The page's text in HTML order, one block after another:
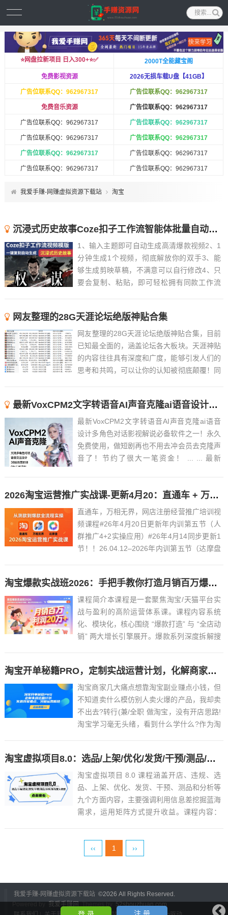
⭐️网盘拉新项目 日入300+⭐️✅ 2000T全能藏宝阁
免费影视资源 2026无损车载U盘【41GB】
广告位联系QQ：962967317 广告位联系QQ：962967317
免费音乐资源 广告位联系QQ：962967317
广告位联系QQ：962967317 广告位联系QQ：962967317
广告位联系QQ：962967317 广告位联系QQ：962967317
广告位联系QQ：962967317 广告位联系QQ：962967317
广告位联系QQ：962967317 广告位联系QQ：962967317
我爱手赚-网赚虚拟资源下载站 淘宝
沉浸式历史故事Coze扣子工作流智能体批量自动生成爆款视频教程
1、输入主题即可自动生成高清爆款视频2、1
分钟生成1个视频，彻底解放你的双手3、能
够生成剪映草稿，不满意可以自行修改4、只
要会复制、粘贴，即可轻松拥有同款工作流
网友整理的28G天涯论坛绝版神贴合集
网友整理的28G天涯论坛绝版神贴合集，目前
已知最全面的，涵盖论坛各大板块。天涯神贴
的内容往往具有深度和广度，能够引发人们的
思考和共鸣，可以让你的认知被彻底颠覆！同
过大的，可以先下载阅读天涯论坛的绝版神贴
合集精华版...
最新VoxCPM2文字转语音AI声音克隆ai语音设计多角色对话影视解说
最新VoxCPM2文字转语音AI声音克隆ai语音
设计多角色对话影视解说必备软件之一！永久
免费使用，做短剧再也不用去冲会员去克隆声
音了！节约了很大一笔资金！ ... ... 最新
使用，做短剧再也不用去冲会...
2026淘宝运营推广实战课-更新4月20：直通车 + 万相无界 + 达摩盘，从测款到爆款全流程实操
直通车，万相无界，网店注册经营推广培训视
频课程#26年4月20日更新年内训第五节（人
群推广4+2实操应用）#26年4月14同步更新1
节！！26.04.12–2026年内训第五节（达摩盘
（人群推广4+2...
淘宝爆款实战班2026：手把手教你打造月销百万爆款，稳定月利润突破20万+
课程简介本课程是一套聚焦淘宝/天猫平台实
战与盈利的高阶运营体系课。课程内容系统
化、模块化，核心围绕 “爆款打造” 与 “全店动
销” 两大增长引擎展开。爆款系列深度拆解搜
筛选表）与脑图，教授从0到行业第一的完整
打法。全店运...
淘宝开单秘籍PRO，定制实战运营计划，化解商家痛点，突破运营瓶颈
淘宝商家几大痛点想靠淘宝副业赚点小钱，但
不知道卖什么模仿别人卖火爆的产品，我却卖
不出去?转行(兼/全职 做淘宝，没有开店思路!
淘宝学习毫无头绪，看到什么学什么?作为淘
做，后台数据看不懂!运营知识多又难，交了
学费，实操就废?...
淘宝虚拟项目8.0：选品/上架/优化/发货/干预/测品/分析/矩阵放大收益
淘宝虚拟项目 8.0 课程涵盖开店、违规、选
品、上架、优化、发货、干预、测品和分析等
九个方面内容，主要强调利用信息差挖掘蓝海
需求，运用矩阵方式提升收益。课程内容：
析篇...
‹‹ 1 ››
我爱手赚-网赚虚拟资源下载站 ©2026 All Rights Reserved.
Powered by 我爱手赚网 Themes by 52shouzhuan.com
注 册